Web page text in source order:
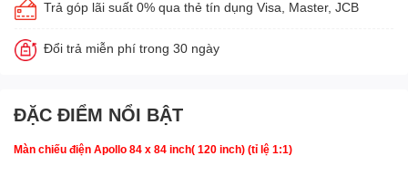
Trả góp lãi suất 0% qua thẻ tín dụng Visa, Master, JCB
Đổi trả miễn phí trong 30 ngày
ĐẶC ĐIỂM NỔI BẬT
Màn chiếu điện Apollo 84 x 84 inch( 120 inch) (tỉ lệ 1:1)